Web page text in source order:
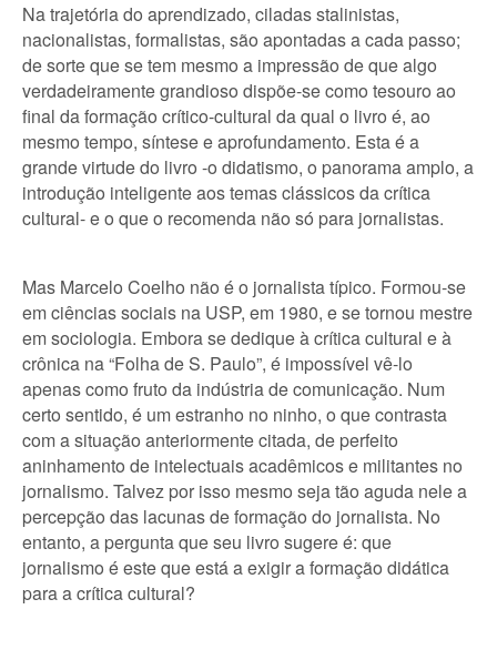
Na trajetória do aprendizado, ciladas stalinistas,
nacionalistas, formalistas, são apontadas a cada passo;
de sorte que se tem mesmo a impressão de que algo
verdadeiramente grandioso dispõe-se como tesouro ao
final da formação crítico-cultural da qual o livro é, ao
mesmo tempo, síntese e aprofundamento. Esta é a
grande virtude do livro -o didatismo, o panorama amplo, a
introdução inteligente aos temas clássicos da crítica
cultural- e o que o recomenda não só para jornalistas.
Mas Marcelo Coelho não é o jornalista típico. Formou-se
em ciências sociais na USP, em 1980, e se tornou mestre
em sociologia. Embora se dedique à crítica cultural e à
crônica na “Folha de S. Paulo”, é impossível vê-lo
apenas como fruto da indústria de comunicação. Num
certo sentido, é um estranho no ninho, o que contrasta
com a situação anteriormente citada, de perfeito
aninhamento de intelectuais acadêmicos e militantes no
jornalismo. Talvez por isso mesmo seja tão aguda nele a
percepção das lacunas de formação do jornalista. No
entanto, a pergunta que seu livro sugere é: que
jornalismo é este que está a exigir a formação didática
para a crítica cultural?